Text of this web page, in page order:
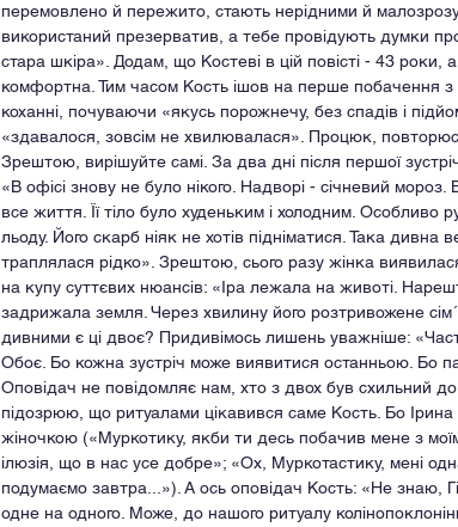
перемовлено й пережито, стають нерідними й
використаний презерватив, а тебе провідують думки
стара шкіра». Додам, що Костеві в цій повісті - 43 роки,
комфортна. Тим часом Кость ішов на перше побачення з
коханні, почуваючи «якусь порожнечу, без спадів і
«здавалося, зовсім не хвилювалася». Процюк,
Зрештою, вирішуйте самі. За два дні після першої
«В офісі знову не було нікого. Надворі - січневий
все життя. Її тіло було худеньким і холодним.
льоду. Його скарб ніяк не хотів підніматися. Така дивна
траплялася рідко». Зрештою, сього разу жінка
на купу суттєвих нюансів: «Іра лежала на животі.
задрижала земля. Через хвилину його розтривожене
дивними є ці двоє? Придивімось лишень уважніше:
Обоє. Бо кожна зустріч може виявитися останньою. Бо
Оповідач не повідомляє нам, хто з двох був схильний
підозрюю, що ритуалами цікавився саме Кость. Бо Ірина
жіночкою («Муркотику, якби ти десь побачив мене з
ілюзія, що в нас усе добре»; «Ох, Муркотастику, мені
подумаємо завтра...»). А ось оповідач Кость: «Не знаю,
одне на одного. Може, до нашого ритуалу